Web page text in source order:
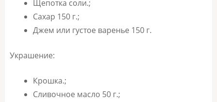
Щепотка соли.;
Сахар 150 г.;
Джем или густое варенье 150 г.
Украшение:
Крошка.;
Сливочное масло 50 г.;